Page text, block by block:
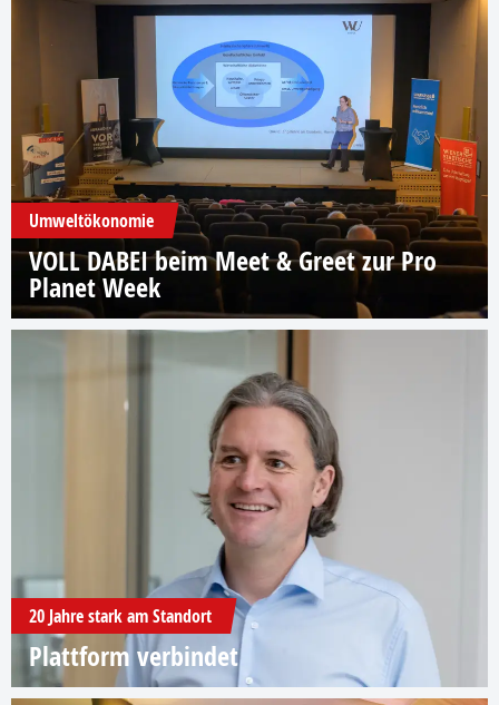
Umweltökonomie
VOLL DABEI beim Meet & Greet zur Pro
Planet Week
20 Jahre stark am Standort
Plattform verbindet